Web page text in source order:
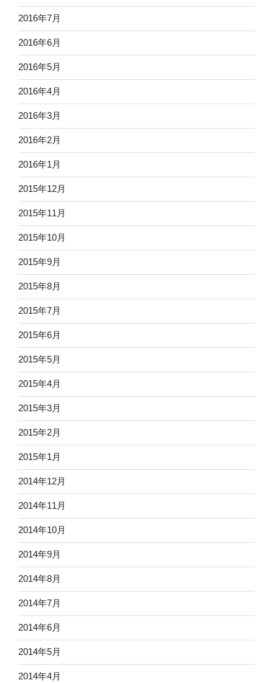
2016年7月
2016年6月
2016年5月
2016年4月
2016年3月
2016年2月
2016年1月
2015年12月
2015年11月
2015年10月
2015年9月
2015年8月
2015年7月
2015年6月
2015年5月
2015年4月
2015年3月
2015年2月
2015年1月
2014年12月
2014年11月
2014年10月
2014年9月
2014年8月
2014年7月
2014年6月
2014年5月
2014年4月